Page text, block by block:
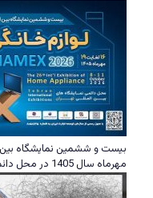
مهرماه سال 1405 در محل دائمی نمایشگاه های بین المللی تهران